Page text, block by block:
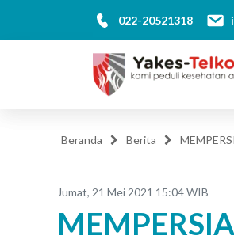
022-20521318
Beranda Berita
Jumat, 21 Mei 2021 15:04 WIB